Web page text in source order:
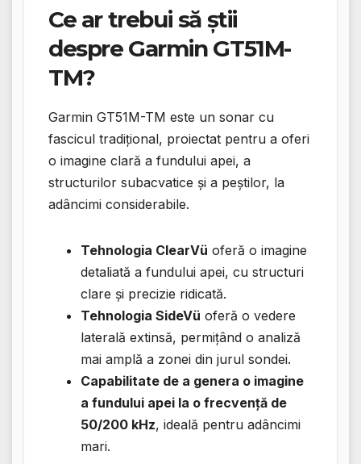
Ce ar trebui să știi
despre Garmin GT51M-
TM?
Garmin GT51M-TM este un sonar cu
fascicul tradițional, proiectat pentru a oferi
o imagine clară a fundului apei, a
structurilor subacvatice și a peștilor, la
adâncimi considerabile.
Tehnologia ClearVü oferă o imagine
detaliată a fundului apei, cu structuri
clare și precizie ridicată.
Tehnologia SideVü oferă o vedere
laterală extinsă, permițând o analiză
mai amplă a zonei din jurul sondei.
Capabilitate de a genera o imagine
a fundului apei la o frecvență de
50/200 kHz, ideală pentru adâncimi
mari.